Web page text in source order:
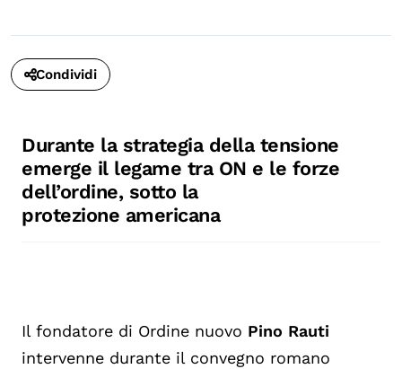
Condividi
Durante la strategia della tensione
emerge il legame tra ON e le forze
dell’ordine, sotto la
protezione americana
Il fondatore di Ordine nuovo Pino Rauti
intervenne durante il convegno romano